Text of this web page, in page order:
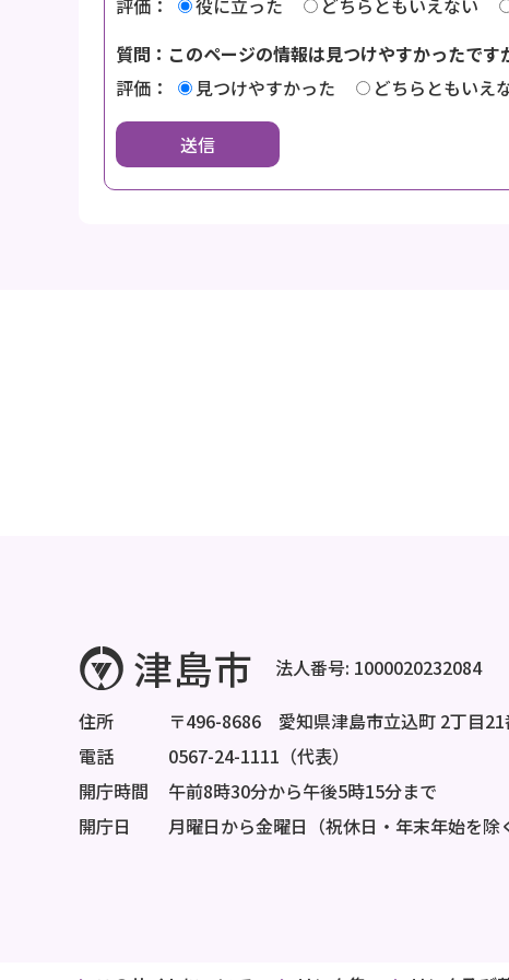
評価：
役に立った どちらともいえない
質問：このページの情報は見つけやすかったです
評価：
見つけやすかった どちらともいえ
法人番号: 1000020232084
住所
〒496-8686 愛知県津島市立込町 2丁目21
電話
0567-24-1111（代表）
開庁時間
午前8時30分から午後5時15分まで
開庁日
月曜日から金曜日（祝休日・年末年始を